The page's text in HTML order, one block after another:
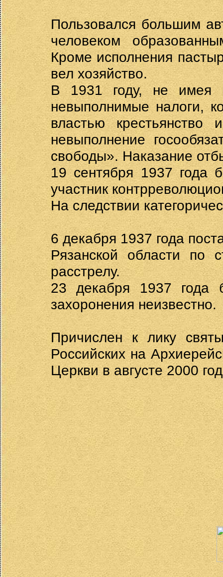
Пользовался большим
человеком
Кроме исполнения
вел хозяйство.
В 1931 году, не имея
невыполнимые налоги,
властью
невыполнение
свободы». Наказание
19 сентября 1937 года
участник
На следствии
6 декабря 1937 года
Рязанской области по
расстрелу.
23 декабря 1937 года
захоронения неизвестно.
Причислен к лику
Российских на
Церкви в августе 2000